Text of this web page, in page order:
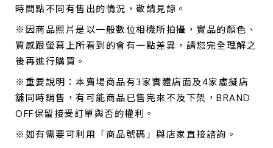
時間點不同有售出的情況，敬請見諒。
※因商品照片是以一般數位相機所拍攝，實品的顏色、
質感跟螢幕上所看到的會有一點差異，請您完全理解之
後再進行購買。
※重要說明：本賣場商品有3家實體店面及4家虛擬店
舖同時銷售，有可能商品已售完來不及下架，BRAND
OFF保留接受訂單與否的權利。
※如有需要可利用「商品號碼」與店家直接諮詢。